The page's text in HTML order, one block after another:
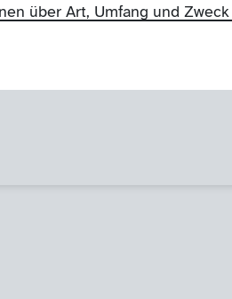
über Art, Umfang und